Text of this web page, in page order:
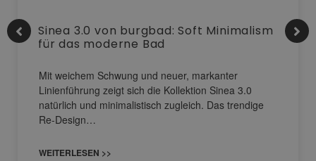
Sinea 3.0 von burgbad: Soft Minimalism
für das moderne Bad
Mit weichem Schwung und neuer, markanter
Linienführung zeigt sich die Kollektion Sinea 3.0
natürlich und minimalistisch zugleich. Das trendige
Re-Design…
WEITERLESEN >>